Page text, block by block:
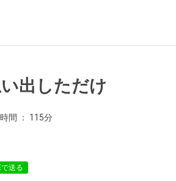
出しただけ
間
115分
で送る